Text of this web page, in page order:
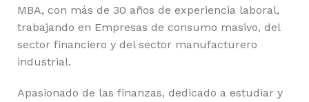
MBA, con más de 30 años de experiencia laboral,
trabajando en Empresas de consumo masivo, del
sector financiero y del sector manufacturero
industrial.
Apasionado de las finanzas, dedicado a estudiar y